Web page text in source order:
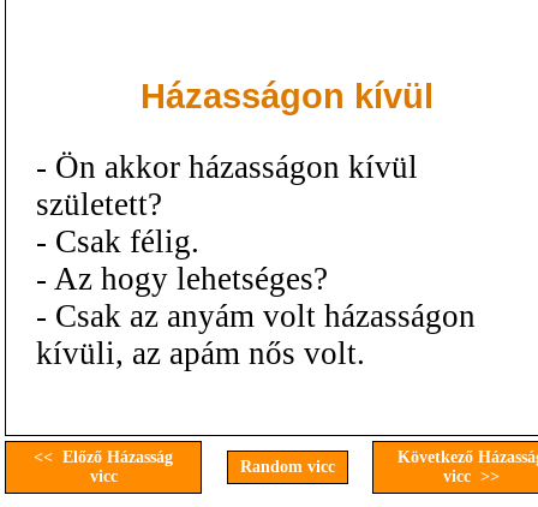
Házasságon kívül
- Ön akkor házasságon kívül
született?
- Csak félig.
- Az hogy lehetséges?
- Csak az anyám volt házasságon
kívüli, az apám nős volt.
<< Előző Házasság
vicc
Random vicc
Következő
vicc >>